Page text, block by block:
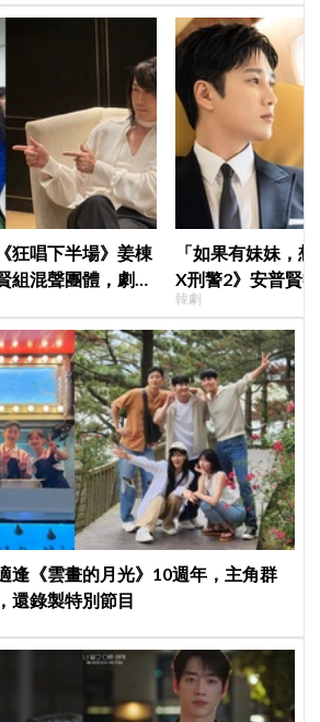
狂唱下半場》姜棟
組混聲團體，劇中
「如果有妹妹，
X刑警2》安普賢
哥哥們都認證的
韓劇
逢《雲畫的月光》10週年，主角群
還錄製特別節目